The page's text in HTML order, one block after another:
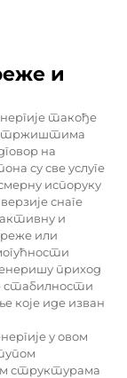
и
такође
тржиштима
на
су све услуге
испоруку
снаге
и
или
приход
стабилности
које иде изван
у овом
структурама